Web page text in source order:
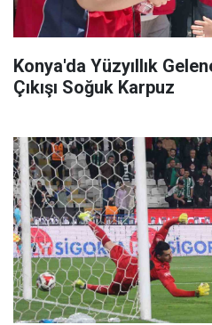
Konya'da Yüzyıllık
Çıkışı Soğuk Karpuz